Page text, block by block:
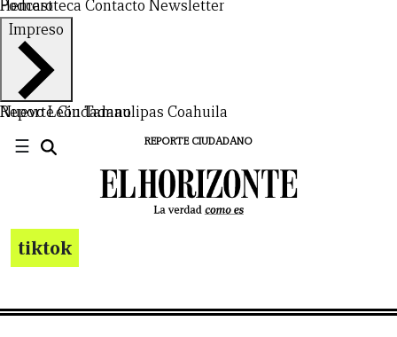
Hemeroteca Contacto Newsletter
Podcast
Impreso
Nuevo LeónTamaulipas Coahuila
Reporte Ciudadano
☰ REPORTE CIUDADANO
tiktok